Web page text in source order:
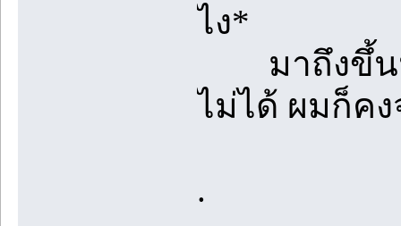
ไง*
มาถึงขึ้นนี้
ไม่ได้ ผมก็ค
.